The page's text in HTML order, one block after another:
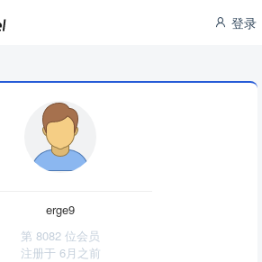
登录
erge9
第 8082 位会员
注册于 6月之前